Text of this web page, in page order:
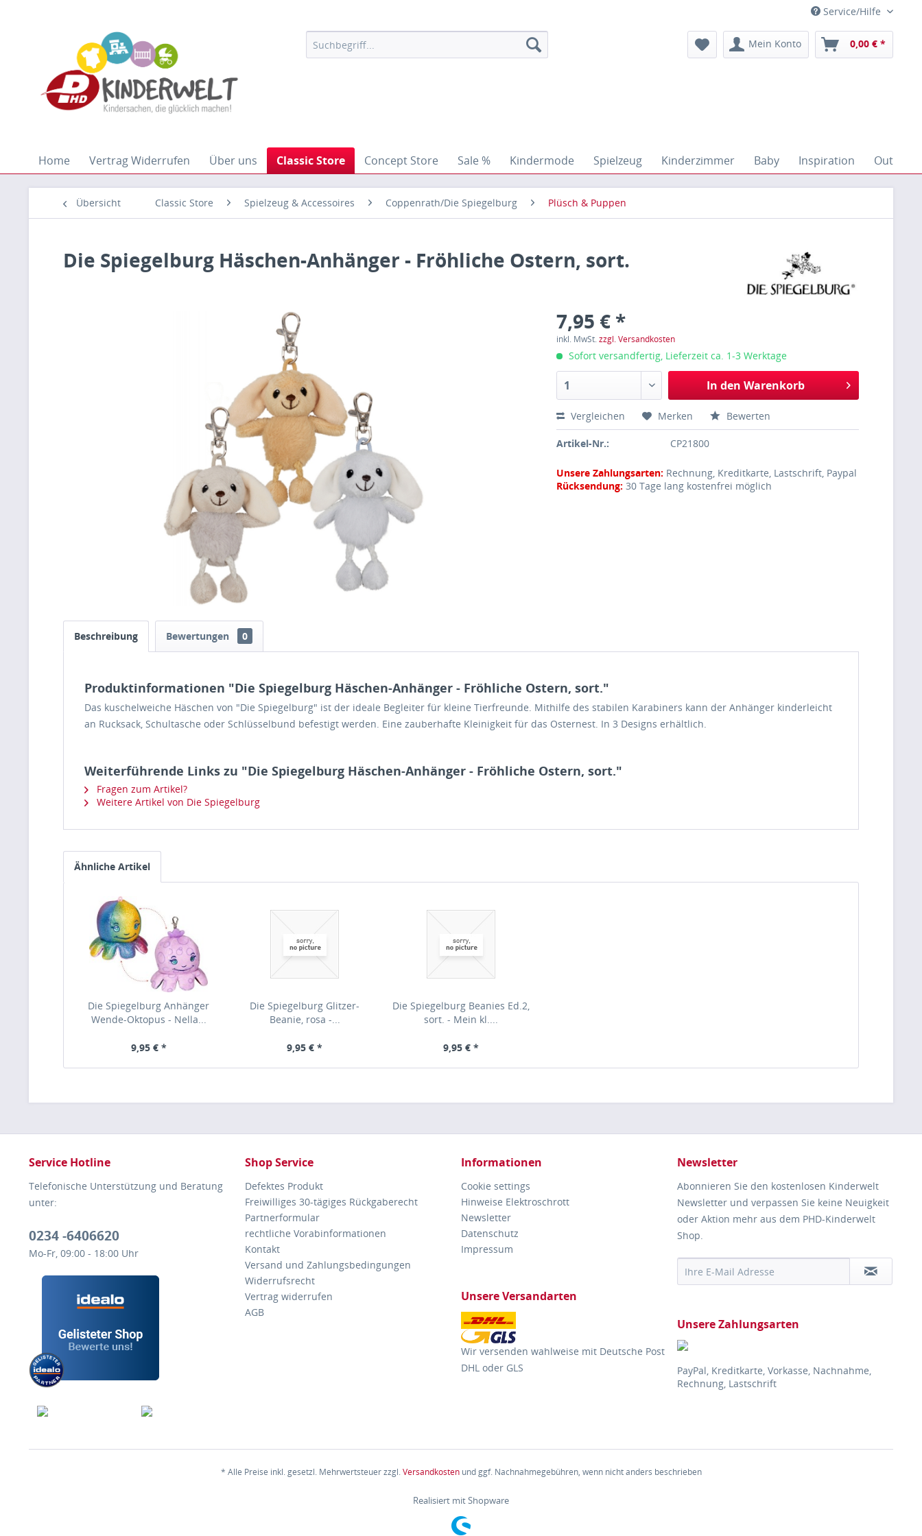
Service/Hilfe
Mein Konto 0,00 € *
Home Vertrag Widerrufen Über uns Classic Store Concept Store Sale % Kindermode Spielzeug Kinderzimmer Baby Inspiration Outdoor
Übersicht Classic Store Spielzeug & Accessoires Coppenrath/Die Spiegelburg Plüsch & Puppen
Die Spiegelburg Häschen-Anhänger - Fröhliche Ostern, sort.
7,95 € *
inkl. MwSt.zzgl. Versandkosten
Sofort versandfertig, Lieferzeit ca. 1-3 Werktage
In den Warenkorb
Vergleichen Merken Bewerten
Artikel-Nr.: CP21800
Unsere Zahlungsarten: Rechnung, Kreditkarte, Lastschrift, Paypal
Rücksendung:30 Tage lang kostenfrei möglich
Beschreibung Bewertungen 0
Produktinformationen "Die Spiegelburg Häschen-Anhänger - Fröhliche Ostern, sort."
Das kuschelweiche Häschen von "Die Spiegelburg" ist der ideale Begleiter für kleine Tierfreunde. Mithilfe des stabilen Karabiners kann der Anhänger kinderleicht
an Rucksack, Schultasche oder Schlüsselbund befestigt werden. Eine zauberhafte Kleinigkeit für das Osternest. In 3 Designs erhältlich.
Weiterführende Links zu "Die Spiegelburg Häschen-Anhänger - Fröhliche Ostern, sort."
Fragen zum Artikel?
Weitere Artikel von Die Spiegelburg
Ähnliche Artikel
Die Spiegelburg Anhänger
Wende-Oktopus - Nella...
9,95 € *
Die Spiegelburg Glitzer-
Beanie, rosa -...
9,95 € *
Die Spiegelburg Beanies Ed.2,
sort. - Mein kl....
9,95 € *
Service Hotline
Telefonische Unterstützung und Beratung
unter:
0234 -6406620
Mo-Fr, 09:00 - 18:00 Uhr
Shop Service
Defektes Produkt
Freiwilliges 30-tägiges Rückgaberecht
Partnerformular
rechtliche Vorabinformationen
Kontakt
Versand und Zahlungsbedingungen
Widerrufsrecht
Vertrag widerrufen
AGB
Informationen
Cookie settings
Hinweise Elektroschrott
Newsletter
Datenschutz
Impressum
Unsere Versandarten
Wir versenden wahlweise mit Deutsche Post
DHL oder GLS
Newsletter
Abonnieren Sie den kostenlosen Kinderwelt
Newsletter und verpassen Sie keine Neuigkeit
oder Aktion mehr aus dem PHD-Kinderwelt
Shop.
Unsere Zahlungsarten
PayPal, Kreditkarte, Vorkasse, Nachnahme,
Rechnung, Lastschrift
* Alle Preise inkl. gesetzl. Mehrwertsteuer zzgl.Versandkostenund ggf. Nachnahmegebühren, wenn nicht anders beschrieben
Realisiert mit Shopware